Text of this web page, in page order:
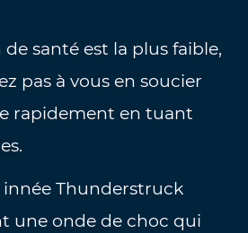
santé est la plus faible,
pas à vous en soucier
rapidement en tuant
Thunderstruck
une onde de choc qui